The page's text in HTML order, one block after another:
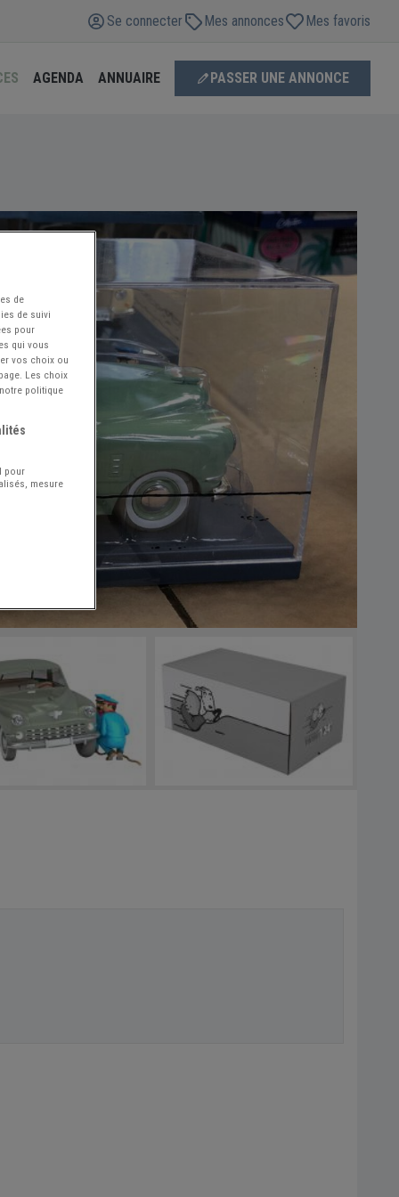
Se connecter Mes annonces Mes favoris
AGENDA ANNUAIRE PASSER UNE ANNONCE
de
de suivi
pour
qui vous
vos choix ou
Les choix
politique
pour
mesure